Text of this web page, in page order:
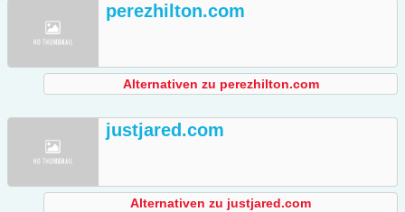
perezhilton.com
Alternativen zu perezhilton.com
justjared.com
Alternativen zu justjared.com